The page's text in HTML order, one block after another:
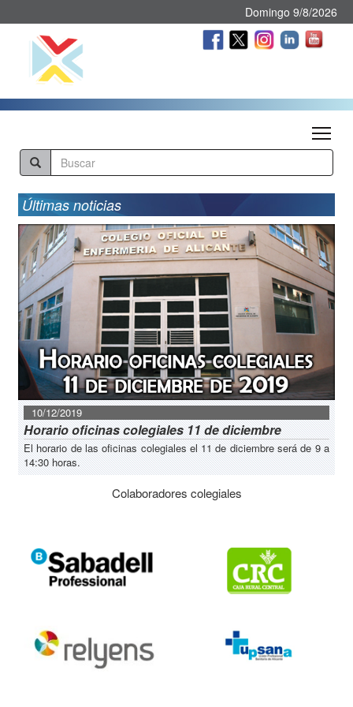
Domingo 9/8/2026
Últimas noticias
10/12/2019
Horario oficinas colegiales 11 de diciembre
El horario de las oficinas colegiales el 11 de diciembre será de 9 a
14:30 horas.
Colaboradores colegiales